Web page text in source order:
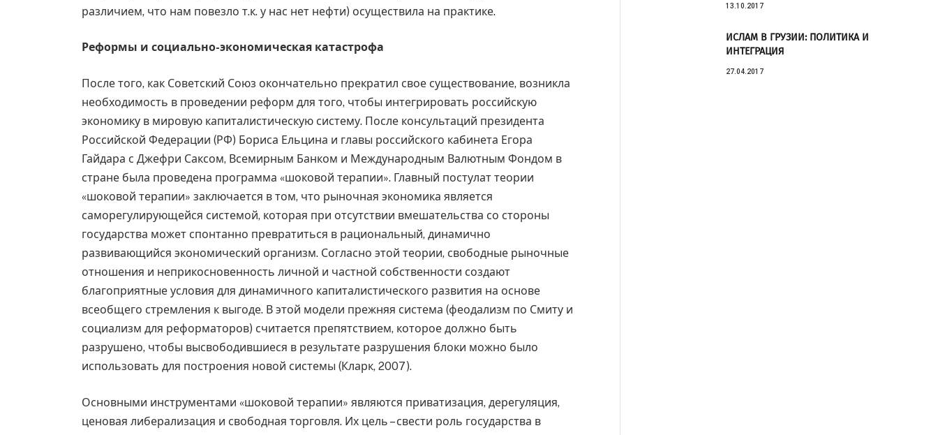
различием, что нам повезло т.к. у нас нет нефти) осуществила на практике.
Реформы и социально-экономическая катастрофа
После того, как Советский Союз окончательно прекратил свое существование, возникла
необходимость в проведении реформ для того, чтобы интегрировать российскую
экономику в мировую капиталистическую систему. После консультаций президента
Российской Федерации (РФ) Бориса Ельцина и главы российского кабинета Егора
Гайдара с Джефри Саксом, Всемирным Банком и Международным Валютным Фондом в
стране была проведена программа «шоковой терапии». Главный постулат теории
«шоковой терапии» заключается в том, что рыночная экономика является
саморегулирующейся системой, которая при отсутствии вмешательства со стороны
государства может спонтанно превратиться в рациональный, динамично
развивающийся экономический организм. Согласно этой теории, свободные рыночные
отношения и неприкосновенность личной и частной собственности создают
благоприятные условия для динамичного капиталистического развития на основе
всеобщего стремления к выгоде. В этой модели прежняя система (феодализм по Смиту и
социализм для реформаторов) считается препятствием, которое должно быть
разрушено, чтобы высвободившиеся в результате разрушения блоки можно было
использовать для построения новой системы (Кларк, 2007).
Основными инструментами «шоковой терапии» являются приватизация, дерегуляция,
ценовая либерализация и свободная торговля. Их цель – свести роль государства в
13.10.2017
ИСЛАМ В ГРУЗИИ: ПОЛИТИКА И
ИНТЕГРАЦИЯ
27.04.2017